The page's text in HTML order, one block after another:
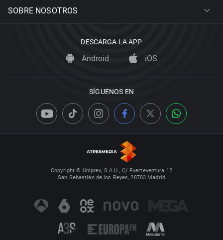
SOBRE NOSOTROS
DESCARGA LA APP
Android iOS
SÍGUENOS EN
Copyright © Uniprex, S.A.U., C/ Fuerteventura 12
San Sebastián de los Reyes, 28703 Madrid